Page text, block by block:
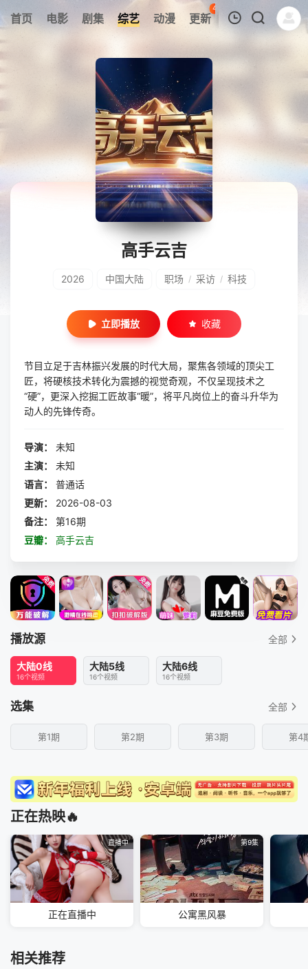
首页 电影 剧集 综艺 动漫 更新
44
热榜 APP
暂无观看影片的记录
高手云吉
2026 中国大陆 职场 / 采访 / 科技
立即播放 收藏
节目立足于吉林振兴发展的时代大局，聚焦各领域的顶尖工
匠，将硬核技术转化为震撼的视觉奇观，不仅呈现技术之
“硬”，更深入挖掘工匠故事“暖”，将平凡岗位上的奋斗升华为
动人的先锋传奇。
导演：
未知
主演：
未知
语言：
普通话
更新：
2026-08-03
备注：
第16期
豆瓣：
高手云吉
播放源 全部
大陆0线
16个视频
大陆5线
16个视频
大陆6线
16个视频
选集 全部
第1期 第2期 第3期 第4
正在热映🔥
直播中
正在直播中
第9集
公寓黑风暴
相关推荐